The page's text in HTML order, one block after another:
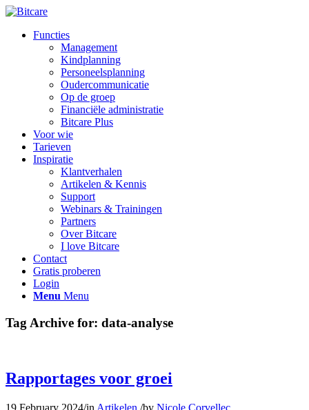
Functies
Management
Kindplanning
Personeelsplanning
Oudercommunicatie
Op de groep
Financiële administratie
Bitcare Plus
Voor wie
Tarieven
Inspiratie
Klantverhalen
Artikelen & Kennis
Support
Webinars & Trainingen
Partners
Over Bitcare
I love Bitcare
Contact
Gratis proberen
Login
Menu Menu
Tag Archive for: data-analyse
Rapportages voor groei